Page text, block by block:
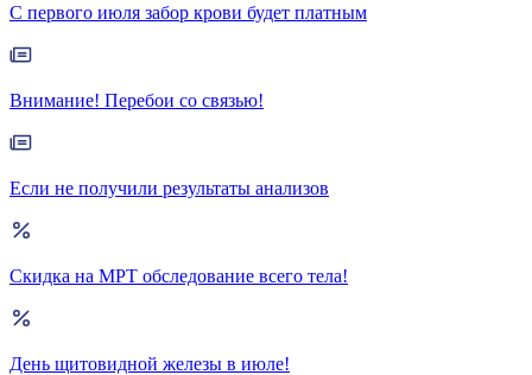
С первого июля забор крови будет платным
Внимание! Перебои со связью!
Если не получили результаты анализов
Скидка на МРТ обследование всего тела!
День щитовидной железы в июле!